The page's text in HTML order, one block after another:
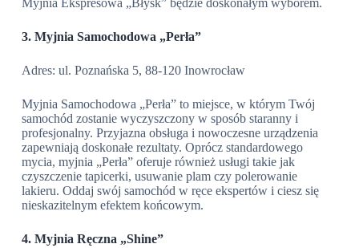
Myjnia Ekspresowa „Błysk” będzie doskonałym wyborem.
3. Myjnia Samochodowa „Perła”
Adres: ul. Poznańska 5, 88-120 Inowrocław
Myjnia Samochodowa „Perła” to miejsce, w którym Twój
samochód zostanie wyczyszczony w sposób staranny i
profesjonalny. Przyjazna obsługa i nowoczesne urządzenia
zapewniają doskonałe rezultaty. Oprócz standardowego
mycia, myjnia „Perła” oferuje również usługi takie jak
czyszczenie tapicerki, usuwanie plam czy polerowanie
lakieru. Oddaj swój samochód w ręce ekspertów i ciesz się
nieskazitelnym efektem końcowym.
4. Myjnia Ręczna „Shine”